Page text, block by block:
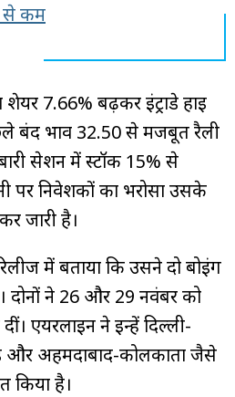
से कम
7.66% बढ़कर इंट्राडे हाई
बंद भाव ₹32.50 से मजबूत रैली
सेशन में स्टॉक 15% से
पर निवेशकों का भरोसा उसके
जारी है।
में बताया कि उसने दो बोइंग
दोनों ने 26 और 29 नवंबर को
एयरलाइन ने इन्हें दिल्ली-
और अहमदाबाद-कोलकाता जैसे
किया है।